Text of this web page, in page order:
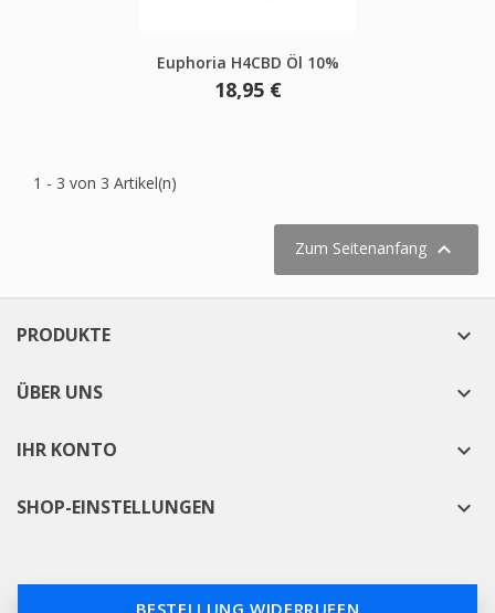
Euphoria H4CBD Öl 10%
Preis
18,95 €
1 - 3 von 3 Artikel(n)
Zum Seitenanfang 
PRODUKTE 
ÜBER UNS 
IHR KONTO 
SHOP-EINSTELLUNGEN 
BESTELLUNG WIDERRUFEN